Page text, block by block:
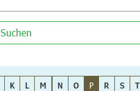
Suchen
K L M N O P R S T